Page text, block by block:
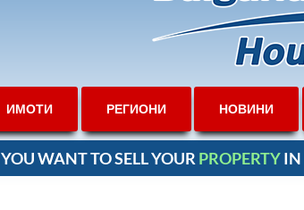
ИМОТИ РЕГИОНИ НОВИНИ
YOU WANT TO SELL YOUR PROPERTYIN